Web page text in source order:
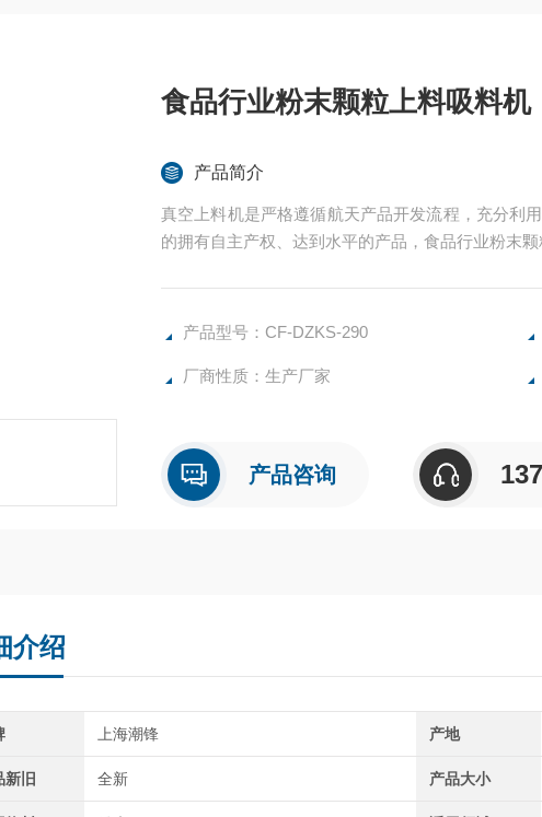
食品行业粉末颗粒上料吸料机
产品简介
真空上料机是严格遵循航天产品开发流程，充分利
的拥有自主产权、达到水平的产品，食品行业粉末颗
产品型号：CF-DZKS-290
厂商性质：生产厂家
产品咨询
介绍
上海潮锋 产地
新旧 全新 产品大小